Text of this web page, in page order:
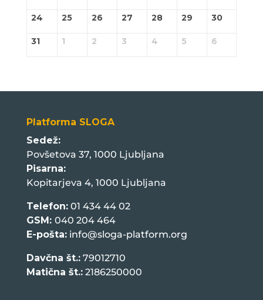
24 25 26 27 28 29 30
31 1 2 3 4 5 6
Platforma SLOGA
Sedež:
Povšetova 37, 1000 Ljubljana
Pisarna:
Kopitarjeva 4, 1000 Ljubljana
Telefon:01 434 44 02
GSM: 040 204 464
E-pošta: info@sloga-platform.org
Davčna št.:79012710
Matična št.:2186250000